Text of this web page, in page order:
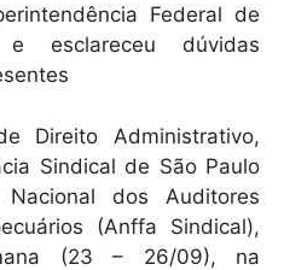
Federal de
e esclareceu dúvidas
Direito Administrativo,
Sindical de São Paulo
dos Auditores
(Anffa Sindical),
(23 – 26/09), na